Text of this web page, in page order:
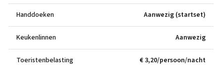
Handdoeken Aanwezig (startset)
Keukenlinnen Aanwezig
Toeristenbelasting € 3,20/persoon/nacht